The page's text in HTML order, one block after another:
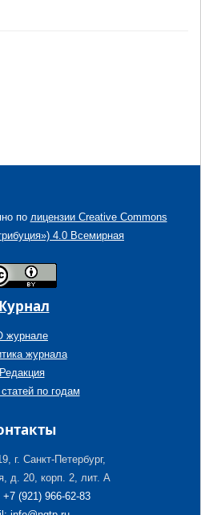
по лицензии Creative Commons
4.0 Всемирная
журнале
журнала
Редакция
по годам
г. Санкт-Петербург,
д. 20, корп. 2, лит. А
(921) 966-62-83